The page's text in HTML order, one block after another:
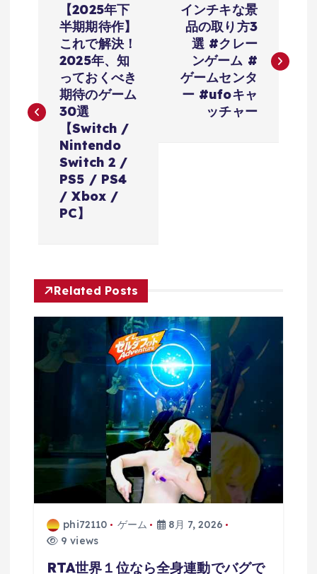
ビ
ン
【2025年下
半期期待作】
これで解決！
2025年、知
っておくべき
期待のゲーム
30選
【Switch /
Nintendo
Switch 2 /
PS5 / PS4
/ Xbox /
PC】
インチキな景
品の取り方3
選 #クレー
ンゲーム #
ゲームセンタ
ー #ufoキャ
ッチャー
Related Posts
phi72110 ゲーム
8月 7, 2026
9 views
RTA世界１位なら全身連動でバグで